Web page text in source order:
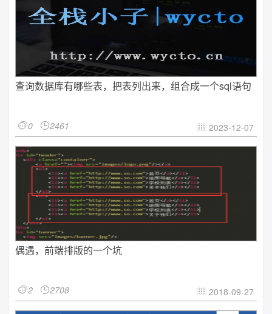
查询数据库有哪些表，把表列出来，组合成一个sql语句
0 2461  2023-12-07
偶遇，前端排版的一个坑
2 2708  2018-09-27